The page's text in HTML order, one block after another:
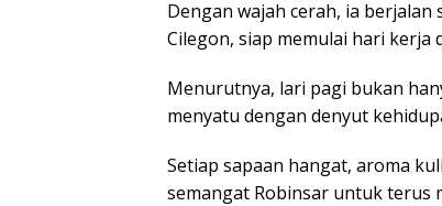
Dengan wajah cerah, ia
Cilegon, siap memulai hari kerja
Menurutnya, lari pagi bukan
menyatu dengan denyut
Setiap sapaan hangat, aroma
semangat Robinsar untuk terus